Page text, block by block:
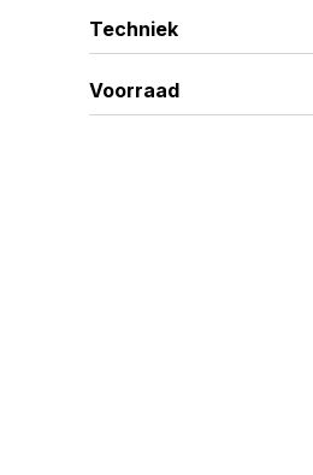
Techniek
Voorraad